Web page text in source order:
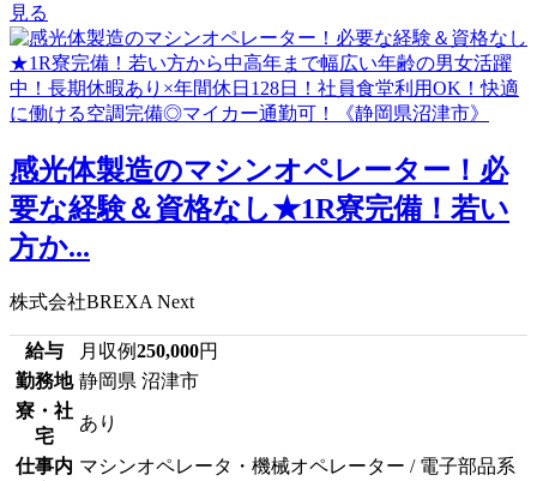
見る
感光体製造のマシンオペレーター！必
要な経験＆資格なし★1R寮完備！若い
方か...
株式会社BREXA Next
給与 月収例250,000円
勤務地 静岡県 沼津市
寮・社
宅
あり
仕事内 マシンオペレータ・機械オペレーター / 電子部品系